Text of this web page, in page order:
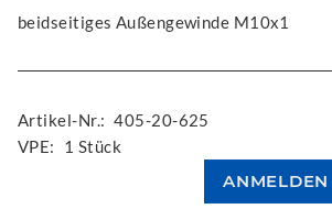
beidseitiges Außengewinde M10x1
Artikel-Nr.: 405-20-625
VPE:
1 Stück